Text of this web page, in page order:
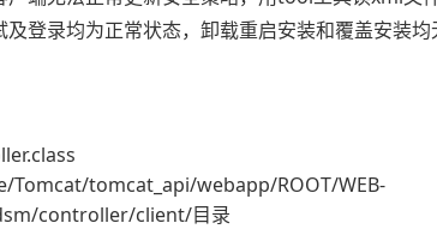
登录均为正常状态，卸载重启安装和覆盖安装均
Tomcat/tomcat_api/webapp/ROOT/WEB-
controller/client/目录